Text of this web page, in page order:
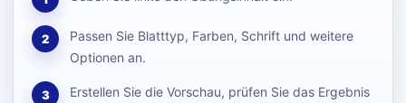
2
Passen Sie Blatttyp, Farben, Schrift und weitere
Optionen an.
3
Erstellen Sie die Vorschau, prüfen Sie das Ergebnis